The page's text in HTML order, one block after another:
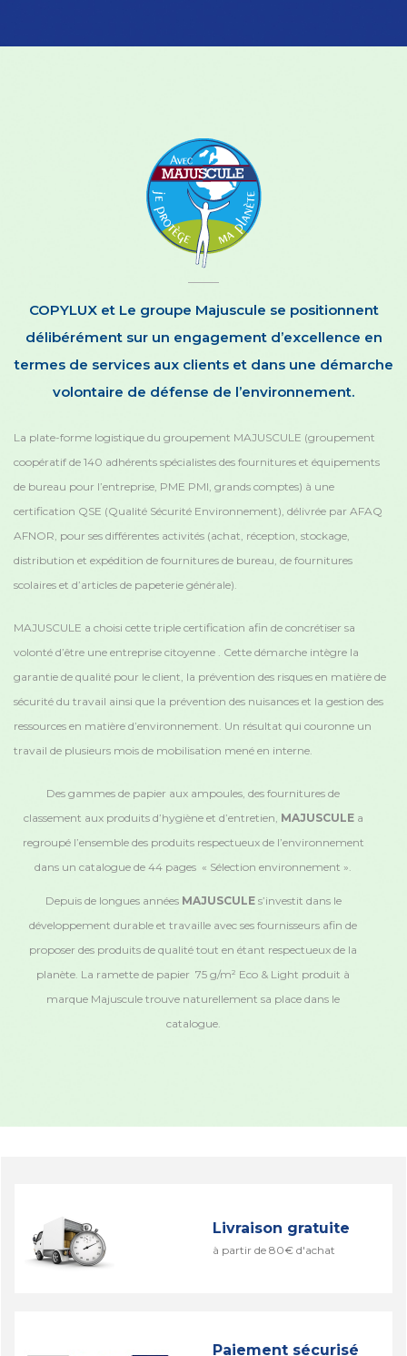
COPYLUX et Le groupe Majuscule se positionnent
délibérément sur un engagement d’excellence en
termes de services aux clients et dans une démarche
volontaire de défense de l’environnement.
La plate-forme logistique du groupement MAJUSCULE (groupement
coopératif de 140 adhérents spécialistes des fournitures et équipements
de bureau pour l’entreprise, PME PMI, grands comptes) à une
certification QSE (Qualité Sécurité Environnement), délivrée par AFAQ
AFNOR, pour ses différentes activités (achat, réception, stockage,
distribution et expédition de fournitures de bureau, de fournitures
scolaires et d’articles de papeterie générale).
MAJUSCULE a choisi cette triple certification afin de concrétiser sa
volonté d’être une entreprise citoyenne . Cette démarche intègre la
garantie de qualité pour le client, la prévention des risques en matière de
sécurité du travail ainsi que la prévention des nuisances et la gestion des
ressources en matière d’environnement. Un résultat qui couronne un
travail de plusieurs mois de mobilisation mené en interne.
Des gammes de papier aux ampoules, des fournitures de
classement aux produits d’hygiène et d’entretien, MAJUSCULEa
regroupé l’ensemble des produits respectueux de l’environnement
dans un catalogue de 44 pages « Sélection environnement ».
Depuis de longues années MAJUSCULEs’investit dans le
développement durable et travaille avec ses fournisseurs afin de
proposer des produits de qualité tout en étant respectueux de la
planète. La ramette de papier 75 g/m² Eco & Light produit à
marque Majuscule trouve naturellement sa place dans le
catalogue.
Livraison gratuite
à partir de 80€ d'achat
Paiement sécurisé